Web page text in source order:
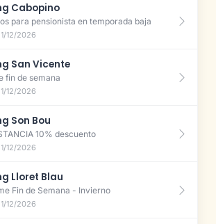
Cabopino
para pensionista en temporada baja
12/2026
San Vicente
fin de semana
12/2026
Son Bou
10% descuento
12/2026
Lloret Blau
Fin de Semana - Invierno
12/2026